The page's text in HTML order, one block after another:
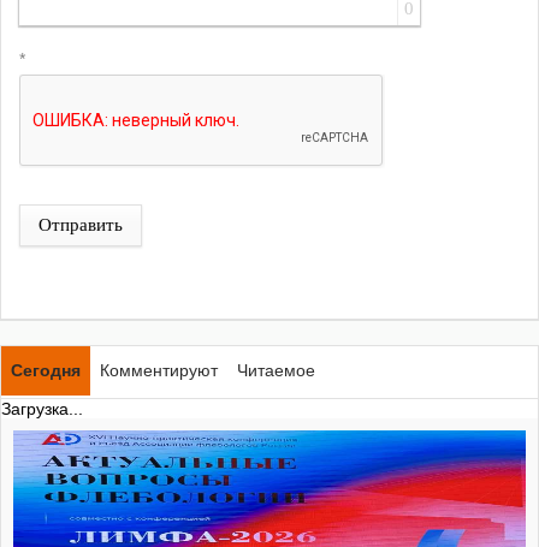
0
*
Отправить
Сегодня Комментируют
Читаемое
Загрузка...